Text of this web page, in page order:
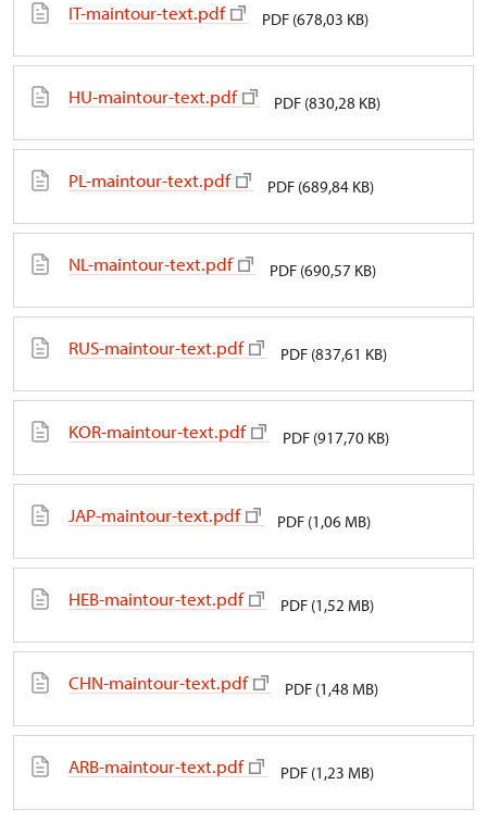
IT-maintour-text.pdf PDF (678,03 KB)
HU-maintour-text.pdf PDF (830,28 KB)
PL-maintour-text.pdf PDF (689,84 KB)
NL-maintour-text.pdf PDF (690,57 KB)
RUS-maintour-text.pdf PDF (837,61 KB)
KOR-maintour-text.pdf PDF (917,70 KB)
JAP-maintour-text.pdf PDF (1,06 MB)
HEB-maintour-text.pdf PDF (1,52 MB)
CHN-maintour-text.pdf PDF (1,48 MB)
ARB-maintour-text.pdf PDF (1,23 MB)